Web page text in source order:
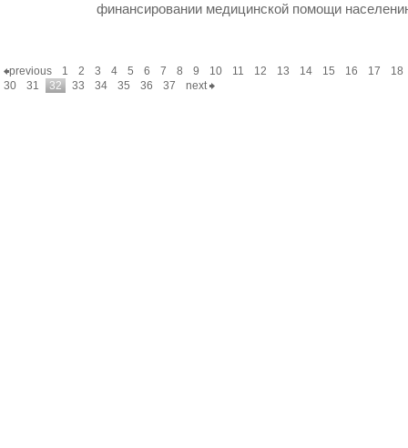
финансировании медицинской помощи
previous 1 2 3 4 5 6 7 8 9 10 11 12 13 14 15 16 17
18
30
31 32 33 34 35 36 37 next